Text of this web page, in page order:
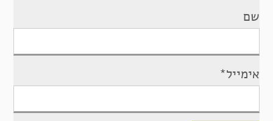
שם
אימייל*